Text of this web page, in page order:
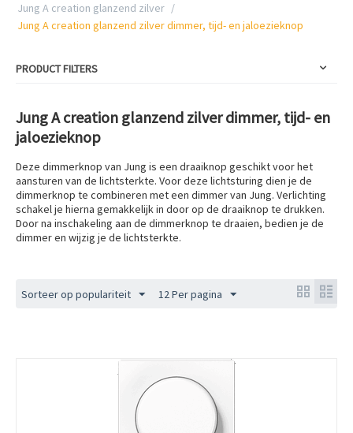
Jung A creation glanzend zilver /
Jung A creation glanzend zilver dimmer, tijd- en jaloezieknop
PRODUCT FILTERS
Jung A creation glanzend zilver dimmer, tijd- en
jaloezieknop
Deze dimmerknop van Jung is een draaiknop geschikt voor het
aansturen van de lichtsterkte. Voor deze lichtsturing dien je de
dimmerknop te combineren met een dimmer van Jung. Verlichting
schakel je hierna gemakkelijk in door op de draaiknop te drukken.
Door na inschakeling aan de dimmerknop te draaien, bedien je de
dimmer en wijzig je de lichtsterkte.
Sorteer op populariteit 12 Per pagina